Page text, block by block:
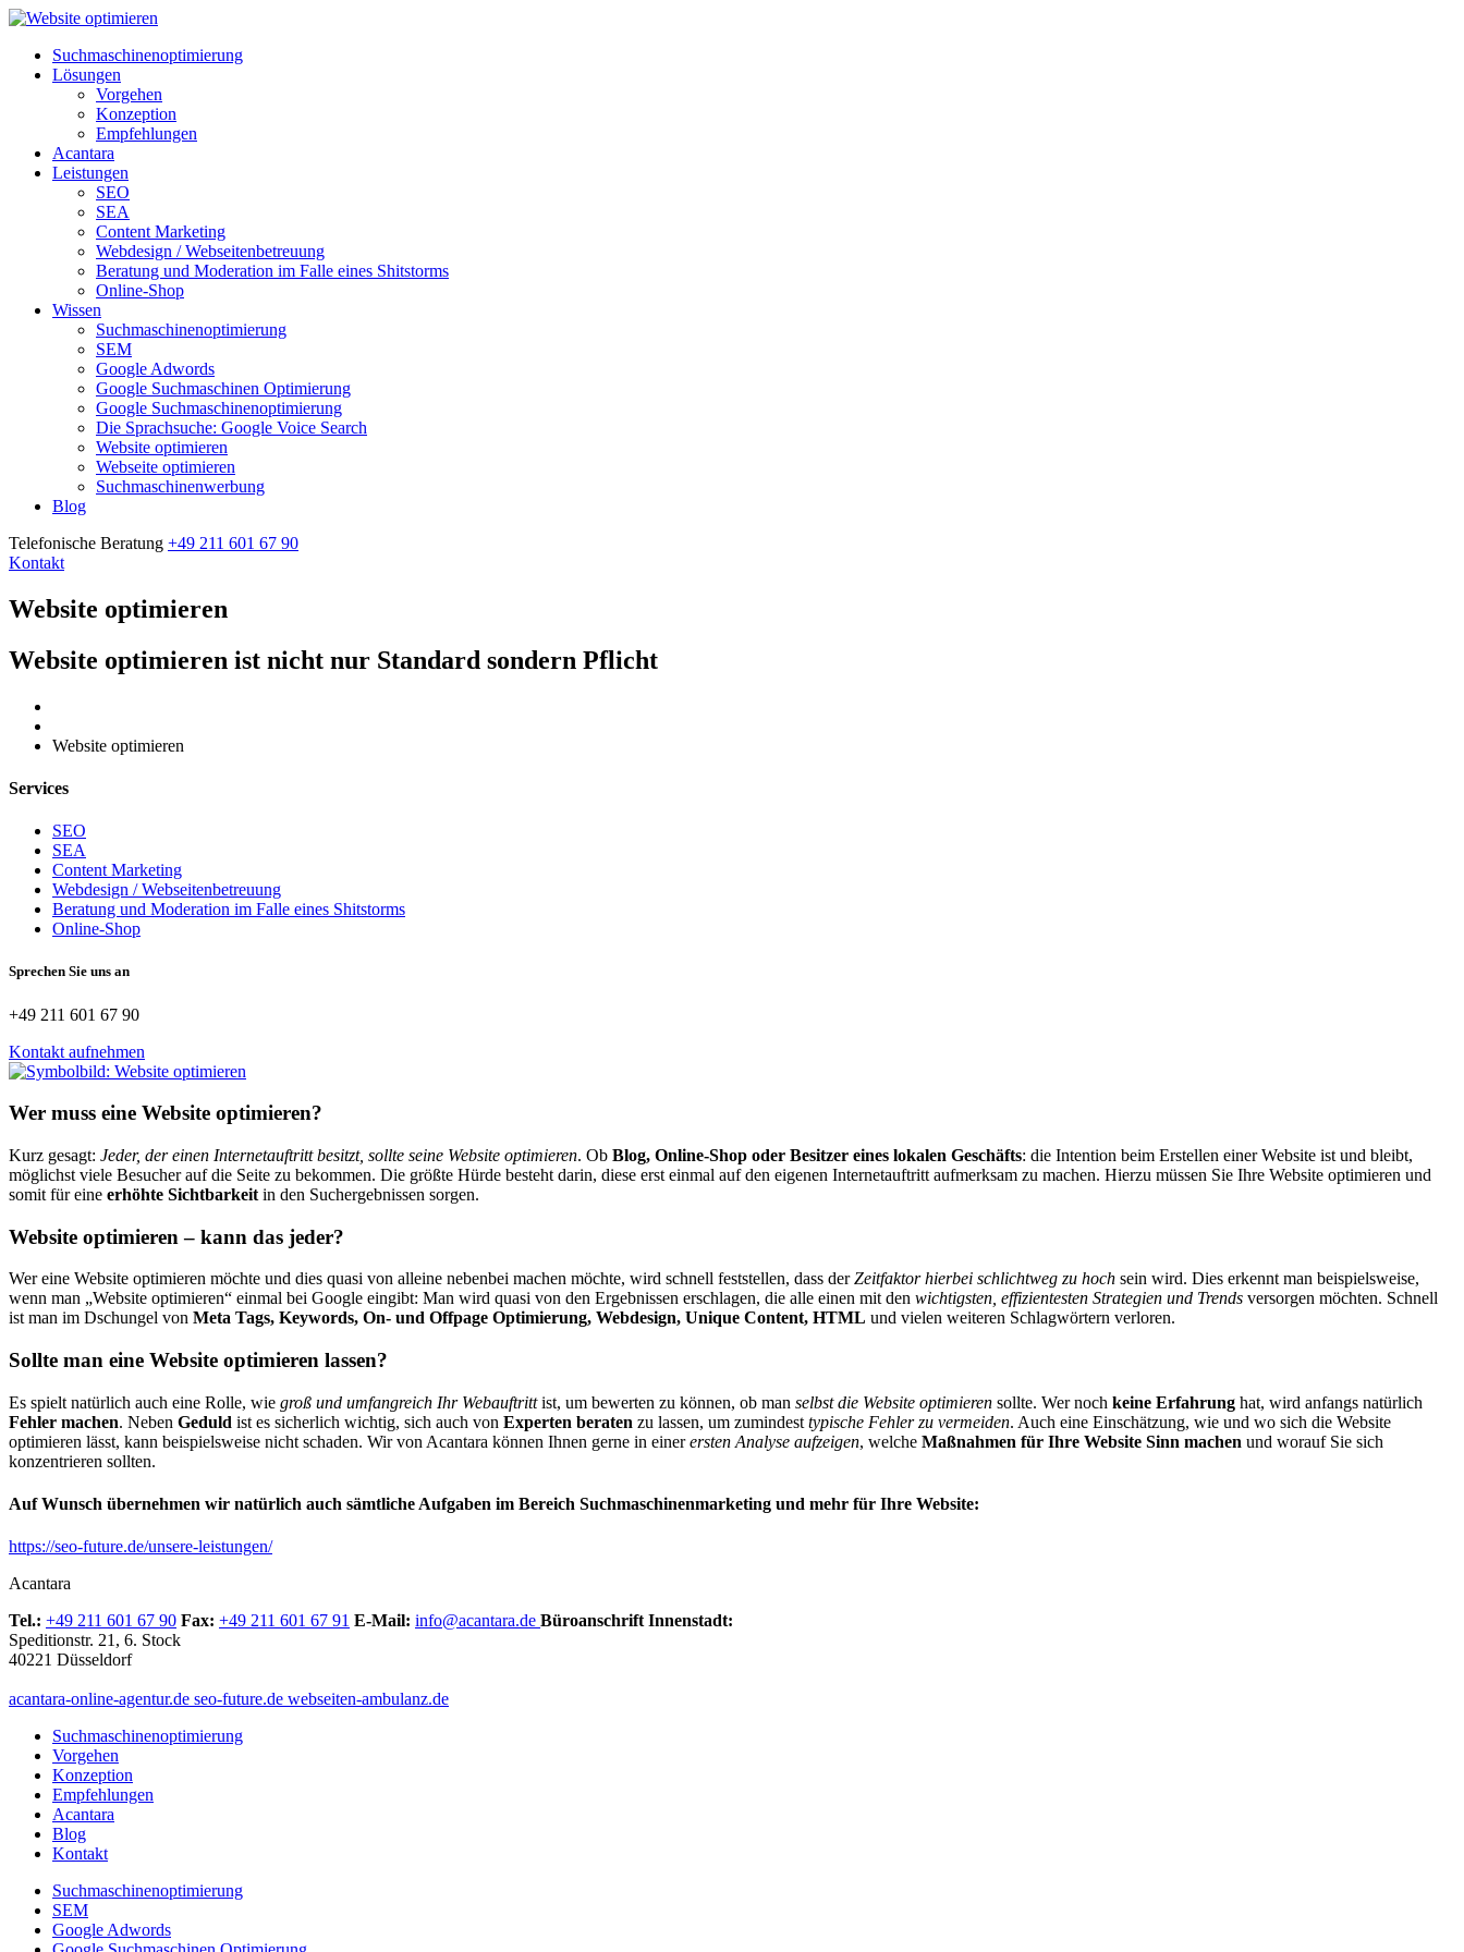
Suchmaschinenoptimierung
Lösungen
Vorgehen
Konzeption
Empfehlungen
Acantara
Leistungen
SEO
SEA
Content Marketing
Webdesign / Webseitenbetreuung
Beratung und Moderation im Falle eines Shitstorms
Online-Shop
Wissen
Suchmaschinenoptimierung
SEM
Google Adwords
Google Suchmaschinen Optimierung
Google Suchmaschinenoptimierung
Die Sprachsuche: Google Voice Search
Website optimieren
Webseite optimieren
Suchmaschinenwerbung
Blog
Telefonische Beratung +49 211 601 67 90
Kontakt
Website optimieren
Website optimieren ist nicht nur Standard sondern Pflicht
Website optimieren
Services
SEO
SEA
Content Marketing
Webdesign / Webseitenbetreuung
Beratung und Moderation im Falle eines Shitstorms
Online-Shop
Sprechen Sie uns an
+49 211 601 67 90
Kontakt aufnehmen
Wer muss eine Website optimieren?
Kurz gesagt: Jeder, der einen Internetauftritt besitzt, sollte seine Website optimieren. Ob Blog, Online-Shop oder Besitzer eines lokalen Geschäfts: die Intention beim Erstellen einer Website ist und bleibt,
möglichst viele Besucher auf die Seite zu bekommen. Die größte Hürde besteht darin, diese erst einmal auf den eigenen Internetauftritt aufmerksam zu machen. Hierzu müssen Sie Ihre Website optimieren und
somit für eine erhöhte Sichtbarkeit in den Suchergebnissen sorgen.
Website optimieren – kann das jeder?
Wer eine Website optimieren möchte und dies quasi von alleine nebenbei machen möchte, wird schnell feststellen, dass derZeitfaktor hierbei schlichtweg zu hoch sein wird. Dies erkennt man beispielsweise,
wenn man „Website optimieren“ einmal bei Google eingibt: Man wird quasi von den Ergebnissen erschlagen, die alle einen mit den wichtigsten, effizientesten Strategien und Trends versorgen möchten. Schnell
ist man im Dschungel von Meta Tags, Keywords, On- und Offpage Optimierung, Webdesign, Unique Content, HTML und vielen weiteren Schlagwörtern verloren.
Sollte man eine Website optimieren lassen?
Es spielt natürlich auch eine Rolle, wie groß und umfangreich Ihr Webauftrittist, um bewerten zu können, ob man selbst die Website optimieren sollte. Wer noch keine Erfahrung hat, wird anfangs natürlich
Fehler machen. Neben Geduld ist es sicherlich wichtig, sich auch von Experten beraten zu lassen, um zumindest typische Fehler zu vermeiden. Auch eine Einschätzung, wie und wo sich die Website
optimieren lässt, kann beispielsweise nicht schaden. Wir von Acantara können Ihnen gerne in einerersten Analyse aufzeigen, welche Maßnahmen für Ihre Website Sinn machen und worauf Sie sich
konzentrieren sollten.
Auf Wunsch übernehmen wir natürlich auch sämtliche Aufgaben im Bereich Suchmaschinenmarketing und mehr für Ihre Website:
https://seo-future.de/unsere-leistungen/
Acantara
Tel.: +49 211 601 67 90 Fax: +49 211 601 67 91 E-Mail: info@acantara.de Büroanschrift Innenstadt:
Speditionstr. 21, 6. Stock
40221 Düsseldorf
acantara-online-agentur.de seo-future.de webseiten-ambulanz.de
Suchmaschinenoptimierung
Vorgehen
Konzeption
Empfehlungen
Acantara
Blog
Kontakt
Suchmaschinenoptimierung
SEM
Google Adwords